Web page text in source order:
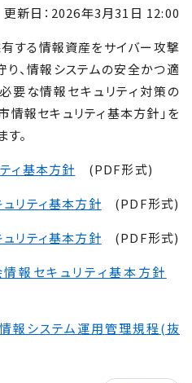
更新日： 2026年3月31日 12:00
する情報資産をサイバー攻撃
、情報システムの安全かつ適
要な情報セキュリティ対策の
情報セキュリティ基本方針」を
。
ィ基本方針 (PDF形式)
リティ基本方針 (PDF形式)
リティ基本方針 (PDF形式)
報セキュリティ基本方針
報システム運用管理規程(抜